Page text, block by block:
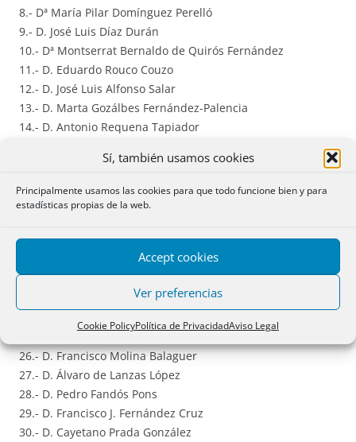
Sí, también usamos cookies
Principalmente usamos las cookies para que todo funcione bien y para
estadísticas propias de la web.
Accept cookies
Ver preferencias
Cookie PolicyPolítica de PrivacidadAviso Legal
8.- Dª María Pilar Domínguez Perelló
9.- D. José Luis Díaz Durán
10.- Dª Montserrat Bernaldo de Quirós Fernández
11.- D. Eduardo Rouco Couzo
12.- D. José Luis Alfonso Salar
13.- D. Marta Gozálbes Fernández-Palencia
14.- D. Antonio Requena Tapiador
16.- Dª Carmen Gorena Puértolas
17.- Dª Carmen Miquel Lasso de la Vega
18.- Dª María Jesús Franco Alonso
20.- D. Antonio Fernández Sevilla
21.- D. Álvaro Esteban Gómez
22.- D. Eduardo Font Roger
23.- Dª Ana María Sabater Mataix
25.- D. Luis M. Benavides Parra
26.- D. Francisco Molina Balaguer
27.- D. Álvaro de Lanzas López
28.- D. Pedro Fandós Pons
29.- D. Francisco J. Fernández Cruz
30.- D. Cayetano Prada González